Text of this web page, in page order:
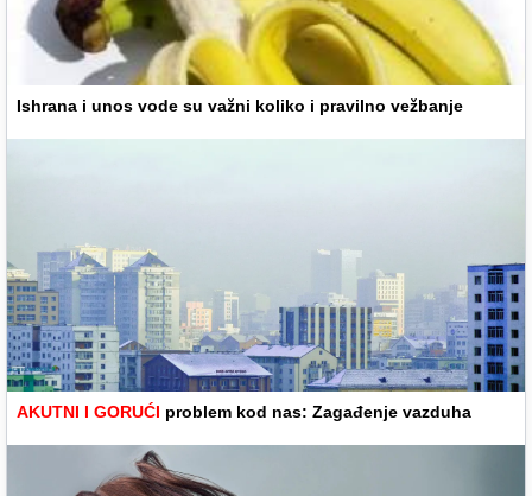
Ishrana i unos vode su važni koliko i pravilno vežbanje
AKUTNI I GORUĆI problem kod nas: Zagađenje vazduha